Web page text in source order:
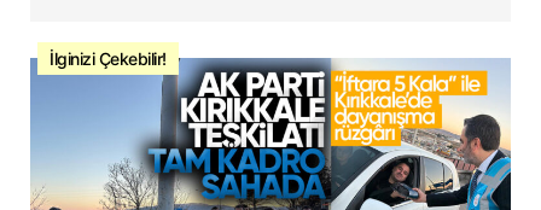
İlginizi Çekebilir!